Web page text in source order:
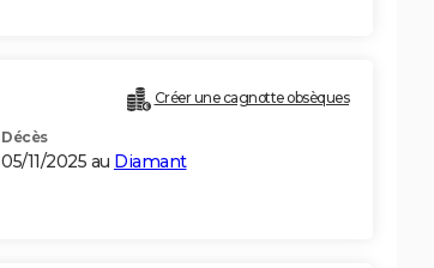
Créer une cagnotte obsèques
Décès
05/11/2025 au Diamant